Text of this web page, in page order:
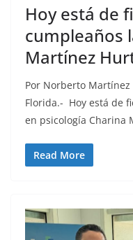
Hoy está de
cumpleaños
Martínez
Por Norberto Martínez
Florida.- Hoy está de
en psicología Charina
Read More